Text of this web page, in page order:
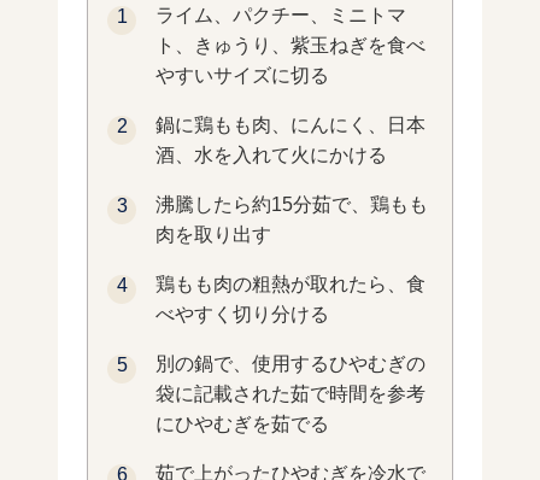
ライム、パクチー、ミニトマ
ト、きゅうり、紫玉ねぎを食べ
やすいサイズに切る
鍋に鶏もも肉、にんにく、日本
酒、水を入れて火にかける
沸騰したら約15分茹で、鶏もも
肉を取り出す
鶏もも肉の粗熱が取れたら、食
べやすく切り分ける
別の鍋で、使用するひやむぎの
袋に記載された茹で時間を参考
にひやむぎを茹でる
茹で上がったひやむぎを冷水で